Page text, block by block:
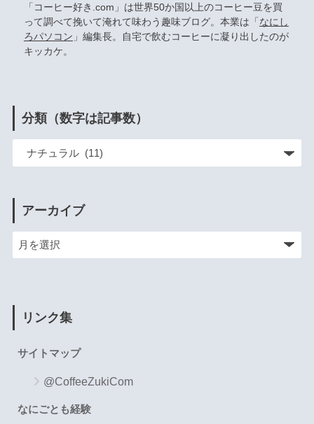
「コーヒー好き.com」は世界50か国以上のコーヒー豆を買
って調べて挽いて淹れて味わう趣味ブログ。本業は「 なにし
ろパソコン 」編集長。自宅で飲むコーヒーに凝り出したのが
キッカケ。
分類（数字は記事数）
アーカイブ
リンク集
サイトマップ
@CoffeeZukiCom
なにごとも経験